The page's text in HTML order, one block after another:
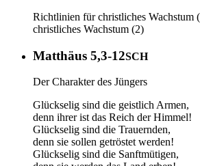
Richtlinien für christliches Wachstum
christliches Wachstum (2)
Matthäus 5,3-12SCH
Der Charakter des Jüngers
Glückselig sind die geistlich Armen,
denn ihrer ist das Reich der Himmel!
Glückselig sind die Trauernden,
denn sie sollen getröstet werden!
Glückselig sind die Sanftmütigen,